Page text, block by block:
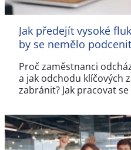
Jak předejít vysoké
by se nemělo
Proč zaměstnanci
a jak odchodu klíčových
zabránit? Jak pracovat